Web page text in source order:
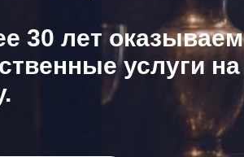
30 лет оказываем
услуги на